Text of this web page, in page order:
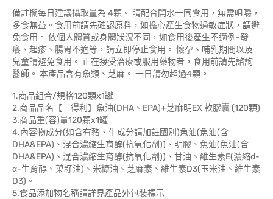
備註欄每日建議攝取量為 4顆。 請配合開水一同食用，無需咀嚼，
多食無益。食用前請先確認原料，如擔心產生食物過敏症狀，請避
免食用。 依個人體質或身體狀況不同，如食用後產生不適例-發
癢、起疹、腸胃不適等，請立即停止食用。 懷孕、哺乳期間以及
兒童請避免食用。 正在接受治療或服用藥物者，食用前請先諮詢
醫師。 本產品含有魚類、芝麻。 一日請勿超過4顆。
1.商品組合/規格120顆x1罐
2.商品品名【三得利】魚油(DHA、EPA)+芝麻明EX 軟膠囊 (120顆)
3.商品重(容)量120顆x1罐
4.內容物成分(如含有豬、牛成分請加註國別)魚油(魚油(含
DHA&EPA)、混合濃縮生育醇(抗氧化劑))、明膠、魚油(魚油(含
DHA&EPA)、混合濃縮生育醇(抗氧化劑))、甘油、維生素E(濃縮d-
α-生育醇、菜籽油)、米糠油、芝麻素、維生素D3(玉米油、維生素
D3)。
5.食品添加物名稱請詳見產品外包裝標示